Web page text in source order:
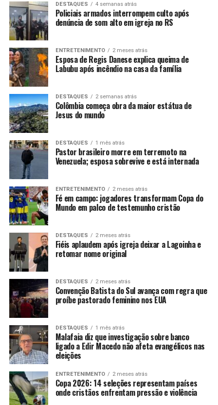
DESTAQUES 4 semanas atrás
Policiais armados interrompem culto após
denúncia de som alto em igreja no RS
ENTRETENIMENTO 2 meses atrás
Esposa de Regis Danese explica queima de
Labubu após incêndio na casa da família
DESTAQUES 2 semanas atrás
Colômbia começa obra da maior estátua de
Jesus do mundo
DESTAQUES 1 mês atrás
Pastor brasileiro morre em terremoto na
Venezuela; esposa sobrevive e está internada
ENTRETENIMENTO 2 meses atrás
Fé em campo: jogadores transformam Copa do
Mundo em palco de testemunho cristão
DESTAQUES 2 meses atrás
Fiéis aplaudem após igreja deixar a Lagoinha e
retomar nome original
DESTAQUES 2 meses atrás
Convenção Batista do Sul avança com regra que
proíbe pastorado feminino nos EUA
DESTAQUES 1 mês atrás
Malafaia diz que investigação sobre banco
ligado a Edir Macedo não afeta evangélicos nas
eleições
ENTRETENIMENTO 2 meses atrás
Copa 2026: 14 seleções representam países
onde cristãos enfrentam pressão e violência